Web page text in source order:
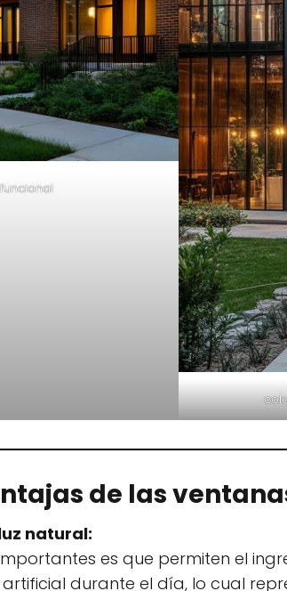
de las
natural:
es que permiten el
durante el día, lo cual